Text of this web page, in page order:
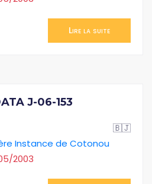
Lire la suite
J-06-153
🇧🇯
Instance de Cotonou
2003